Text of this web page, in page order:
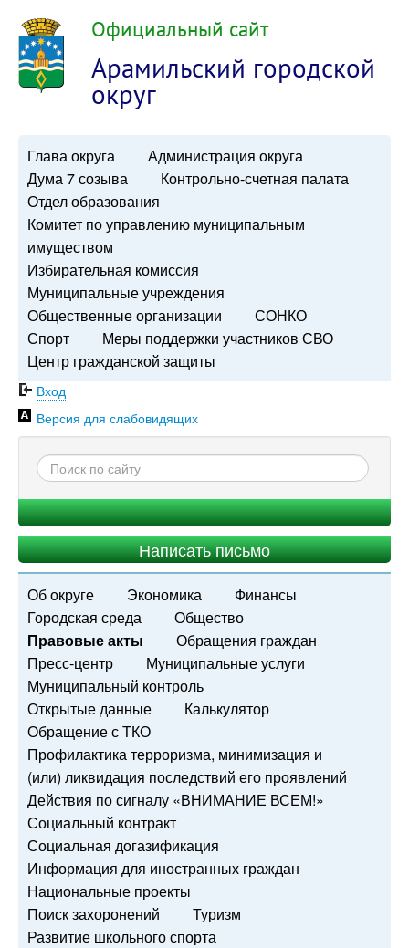
Официальный сайт
Арамильский городской
округ
Глава округа
Администрация округа
Дума 7 созыва
Контрольно-счетная палата
Отдел образования
Комитет по управлению муниципальным
имуществом
Избирательная комиссия
Муниципальные учреждения
Общественные организации
СОНКО
Спорт
Меры поддержки участников СВО
Центр гражданской защиты
Вход
Версия для слабовидящих
Написать письмо
Об округе Экономика
Финансы
Городская среда
Общество
Правовые акты
Обращения граждан
Пресс-центр
Муниципальные услуги
Муниципальный контроль
Открытые данные
Калькулятор
Обращение с ТКО
Профилактика терроризма, минимизация и
(или) ликвидация последствий его проявлений
Действия по сигналу «ВНИМАНИЕ ВСЕМ!»
Социальный контракт
Социальная догазификация
Информация для иностранных граждан
Национальные проекты
Поиск захоронений
Туризм
Развитие школьного спорта